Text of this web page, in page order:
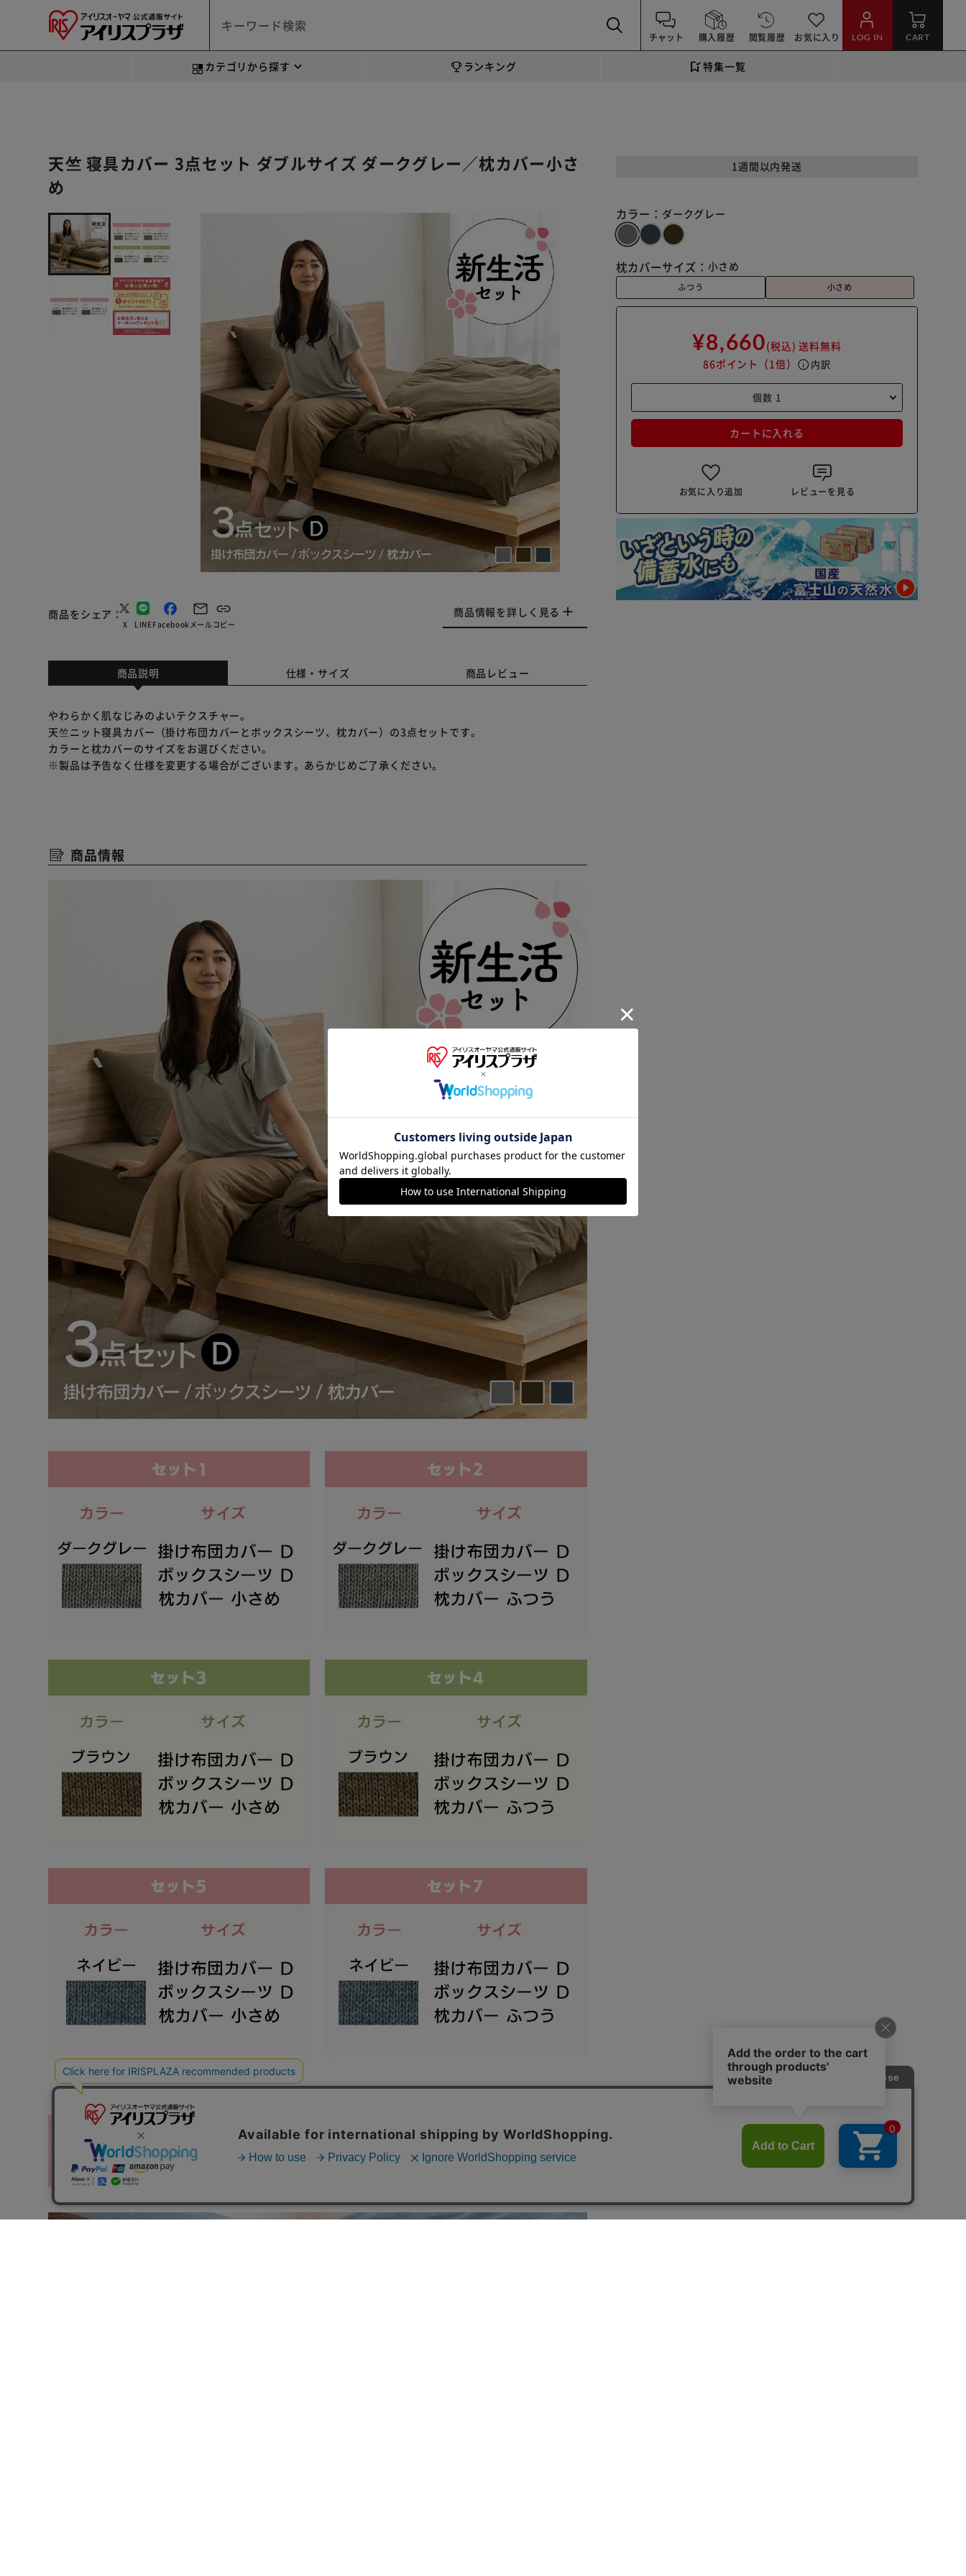
チャット 購入履歴 閲覧履歴 お気に入り LOG IN CART
カテゴリから探す ランキング 特集一覧
天竺 寝具カバー 3点セット ダブルサイズ ダークグレー／枕カバー小さ
め
商品をシェア
X LINEFacebook メールコピー
商品情報を詳しく見る
1週間以内発送
カラー： ダークグレー
枕カバーサイズ： 小さめ
ふつう 小さめ
¥8,660(税込) 送料無料
86ポイント （1倍） info 内訳
カートに入れる
お気に入り追加 レビューを見る
商品説明 仕様・サイズ 商品レビュー
やわらかく肌なじみのよいテクスチャー。
天竺ニット寝具カバー（掛け布団カバーとボックスシーツ、枕カバー）の3点セットです。
カラーと枕カバーのサイズをお選びください。
※製品は予告なく仕様を変更する場合がございます。あらかじめご了承ください。
商品情報
※ご確認ください